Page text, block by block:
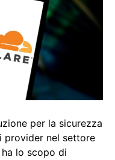
per la sicurezza
provider nel settore
lo scopo di